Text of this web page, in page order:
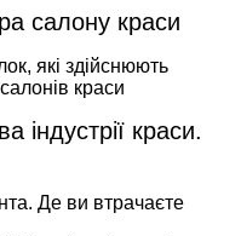
салону краси
які здійснюють
краси
індустрії краси.
Де ви втрачаєте